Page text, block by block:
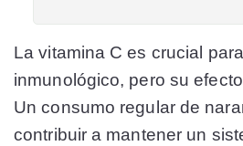
La vitamina C es crucial
inmunológico, pero su
Un consumo regular de
contribuir a mantener un